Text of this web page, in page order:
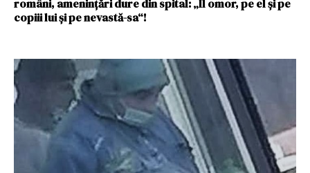
români, amenințări dure din spital: „Îl omor, pe el și pe
copiii lui și pe nevastă-sa“!